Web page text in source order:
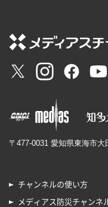
〒477-0031 愛知県東海市
チャンネルの使い方
メディアス防災チャンネ